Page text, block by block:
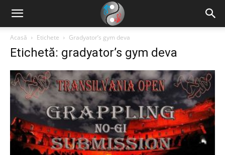
Acasă Etichete Gradyator’s gym deva
Etichetă: gradyator’s gym deva